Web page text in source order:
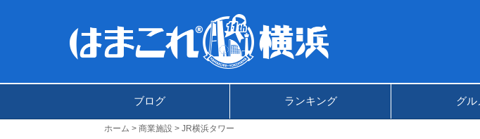
ブログ ランキング グル
ホーム 商業施設 JR横浜タワー